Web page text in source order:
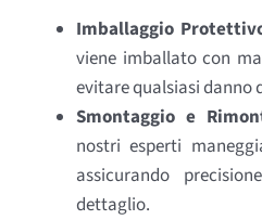
Imballaggio
viene imballato con
evitare qualsiasi danno
Smontaggio e
nostri esperti
assicurando
dettaglio.